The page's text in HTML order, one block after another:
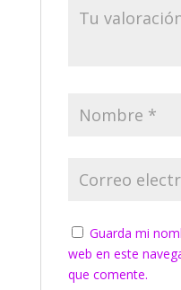
Guarda mi
web en este
que comente.